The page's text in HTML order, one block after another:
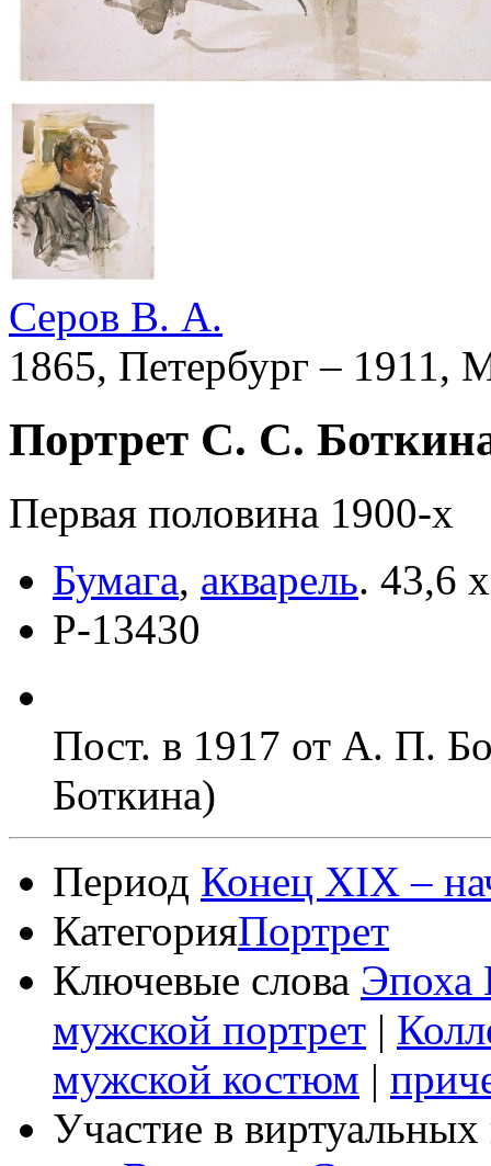
Серов В. А.
1865, Петербург – 1911,
Портрет С. С.
Первая половина 1900-х
Бумага, акварель. 43,6
Р-13430
Пост. в 1917 от А. П.
Боткина)
Период Конец XIX –
КатегорияПортрет
Ключевые слова Эпоха
мужской портрет |
мужской костюм |
Участие в